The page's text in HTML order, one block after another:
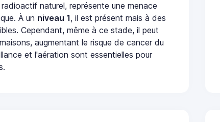
naturel, représente une menace
À un niveau 1, il est présent mais à des
Cependant, même à ce stade, il peut
augmentant le risque de cancer du
et l'aération sont essentielles pour